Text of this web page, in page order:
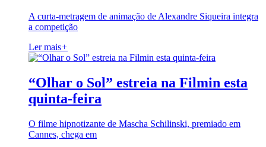
A curta-metragem de animação de Alexandre Siqueira integra
a competição
Ler mais+
“Olhar o Sol” estreia na Filmin esta
quinta-feira
O filme hipnotizante de Mascha Schilinski, premiado em
Cannes, chega em